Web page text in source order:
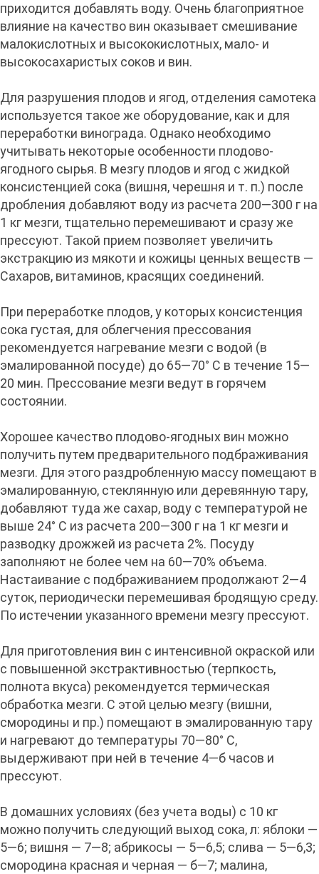
приходится добавлять воду. Очень благоприятное
влияние на качество вин оказывает смешивание
малокислотных и высококислотных, мало- и
высокосахаристых соков и вин.
Для разрушения плодов и ягод, отделения самотека
используется такое же оборудование, как и для
переработки винограда. Однако необходимо
учитывать некоторые особенности плодово-
ягодного сырья. В мезгу плодов и ягод с жидкой
консистенцией сока (вишня, черешня и т. п.) после
дробления добавляют воду из расчета 200—300 г на
1 кг мезги, тщательно перемешивают и сразу же
прессуют. Такой прием позволяет увеличить
экстракцию из мякоти и кожицы ценных веществ —
Сахаров, витаминов, красящих соединений.
При переработке плодов, у которых консистенция
сока густая, для облегчения прессования
рекомендуется нагревание мезги с водой (в
эмалированной посуде) до 65—70° С в течение 15—
20 мин. Прессование мезги ведут в горячем
состоянии.
Хорошее качество плодово-ягодных вин можно
получить путем предварительного подбраживания
мезги. Для этого раздробленную массу помещают в
эмалированную, стеклянную или деревянную тару,
добавляют туда же сахар, воду с температурой не
выше 24° С из расчета 200—300 г на 1 кг мезги и
разводку дрожжей из расчета 2%. Посуду
заполняют не более чем на 60—70% объема.
Настаивание с подбраживанием продолжают 2—4
суток, периодически перемешивая бродящую среду.
По истечении указанного времени мезгу прессуют.
Для приготовления вин с интенсивной окраской или
с повышенной экстрактивностью (терпкость,
полнота вкуса) рекомендуется термическая
обработка мезги. С этой целью мезгу (вишни,
смородины и пр.) помещают в эмалированную тару
и нагревают до температуры 70—80° С,
выдерживают при ней в течение 4—б часов и
прессуют.
В домашних условиях (без учета воды) с 10 кг
можно получить следующий выход сока, л: яблоки —
5—6; вишня — 7—8; абрикосы — 5—6,5; слива — 5—6,3;
смородина красная и черная — б—7; малина,